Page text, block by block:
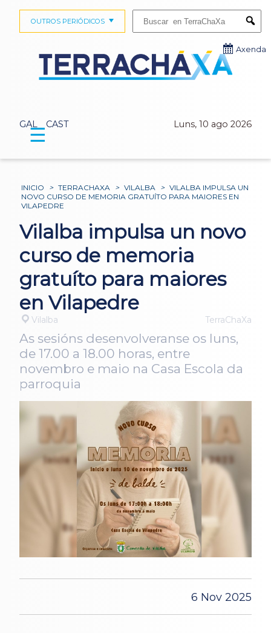
GAL CAST Luns, 10 ago 2026
OUTROS PERIÓDICOS
Axenda
☰
INICIO > TERRACHAXA > VILALBA > VILALBA IMPULSA UN
NOVO CURSO DE MEMORIA GRATUÍTO PARA MAIORES EN
VILAPEDRE
Vilalba impulsa un novo
curso de memoria
gratuíto para maiores
en Vilapedre
Vilalba TerraChaXa
As sesións desenvolveranse os luns,
de 17.00 a 18.00 horas, entre
novembro e maio na Casa Escola da
parroquia
6 Nov 2025